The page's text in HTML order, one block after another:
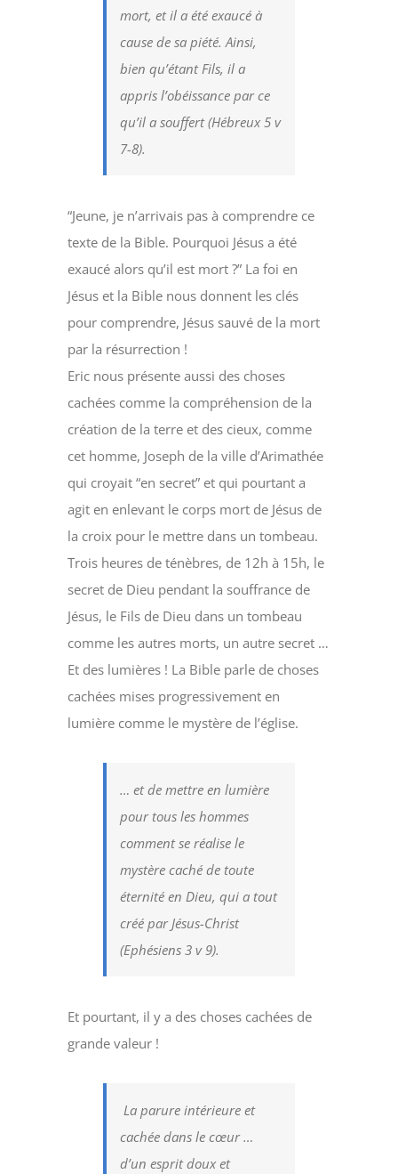
mort, et il a été exaucé à
cause de sa piété. Ainsi,
bien qu’étant Fils, il a
appris l’obéissance par ce
qu’il a souffert (Hébreux 5 v
7-8).
“Jeune, je n’arrivais pas à comprendre ce
texte de la Bible. Pourquoi Jésus a été
exaucé alors qu’il est mort ?” La foi en
Jésus et la Bible nous donnent les clés
pour comprendre, Jésus sauvé de la mort
par la résurrection !
Eric nous présente aussi des choses
cachées comme la compréhension de la
création de la terre et des cieux, comme
cet homme, Joseph de la ville d’Arimathée
qui croyait “en secret” et qui pourtant a
agit en enlevant le corps mort de Jésus de
la croix pour le mettre dans un tombeau.
Trois heures de ténèbres, de 12h à 15h, le
secret de Dieu pendant la souffrance de
Jésus, le Fils de Dieu dans un tombeau
comme les autres morts, un autre secret …
Et des lumières ! La Bible parle de choses
cachées mises progressivement en
lumière comme le mystère de l’église.
… et de mettre en lumière
pour tous les hommes
comment se réalise le
mystère caché de toute
éternité en Dieu, qui a tout
créé par Jésus-Christ
(Ephésiens 3 v 9).
Et pourtant, il y a des choses cachées de
grande valeur !
La parure intérieure et
cachée dans le cœur …
d’un esprit doux et